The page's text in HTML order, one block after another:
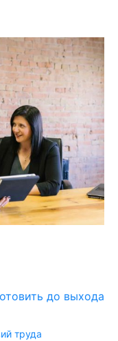
до выхода
труда